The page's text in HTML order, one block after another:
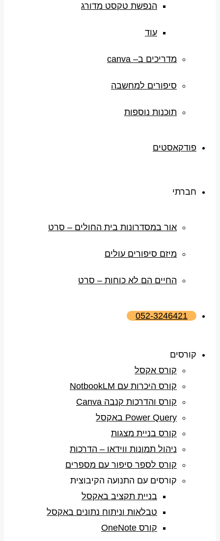
הנפשת טקסט מדורג
עוד
מדריכים ב– canva
סיפורים למחשבה
תוכנות נוספות
פודקאסטים
חברתי
אור במסדרונות בית החולים – סרט
מיזם סיפורים עולים
החיים הם לא כוחות – סרט
052-3246421
קורסים
קורס אקסל
קורס היכרות עם NotbookLM
קורס והדרכות קנבה Canva
Power Query באקסל
קורס בניית מצגות
ניהול תמונות ווידאו – הדרכות
קורס לספר סיפור עם מספרים
קורסים עם התנועה הקיבוצית
בניית תקציב באקסל
טבלאות וניתוח נתונים באקסל
קורס OneNote